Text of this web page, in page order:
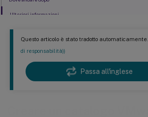
Questo articolo è stato tradotto automaticamente.
di responsabilità))
Passa all'inglese
Ulteriori informazioni